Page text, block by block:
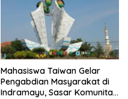
Mahasiswa Taiwan Gelar
Pengabdian Masyarakat di
Indramayu, Sasar Komunitas